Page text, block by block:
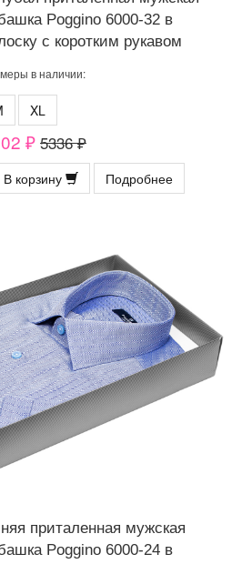
Poggino 6000-32 в
с коротким рукавом
в наличии:
XL
₽ 5336 ₽
В корзину Подробнее
приталенная мужская
Poggino 6000-24 в